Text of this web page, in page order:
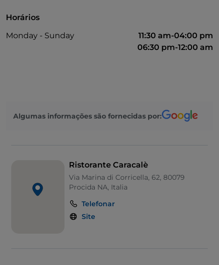
Horários
Monday - Sunday
11:30 am-04:00 pm
06:30 pm-12:00 am
Algumas informações são fornecidas por:
Ristorante Caracalè
Via Marina di Corricella, 62, 80079
Procida NA, Italia
Telefonar
Site